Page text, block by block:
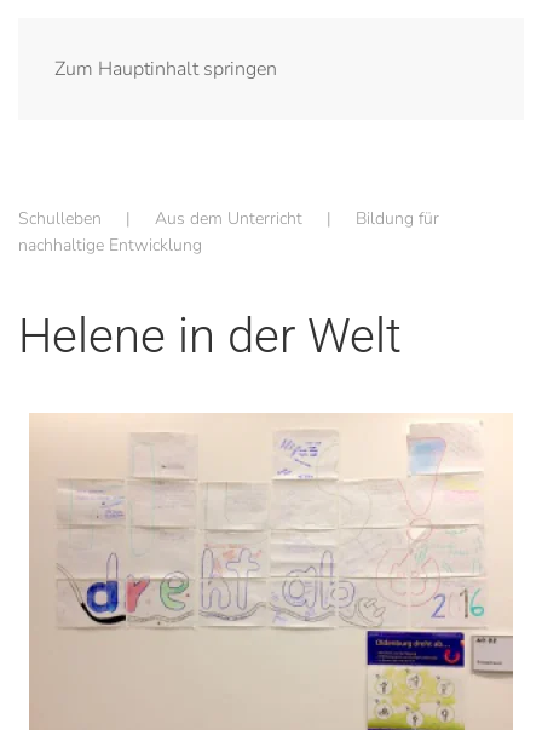
Zum Hauptinhalt springen
Schulleben Aus dem Unterricht
Bildung für
nachhaltige Entwicklung
Helene in der Welt